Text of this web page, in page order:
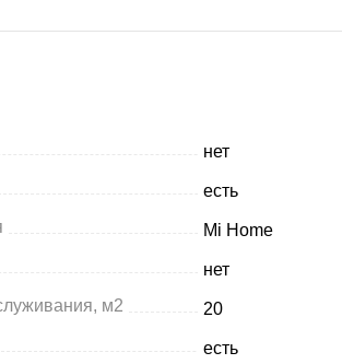
нет
есть
Mi Home
нет
м2
20
есть